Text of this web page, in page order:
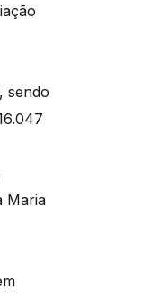
sendo
Maria